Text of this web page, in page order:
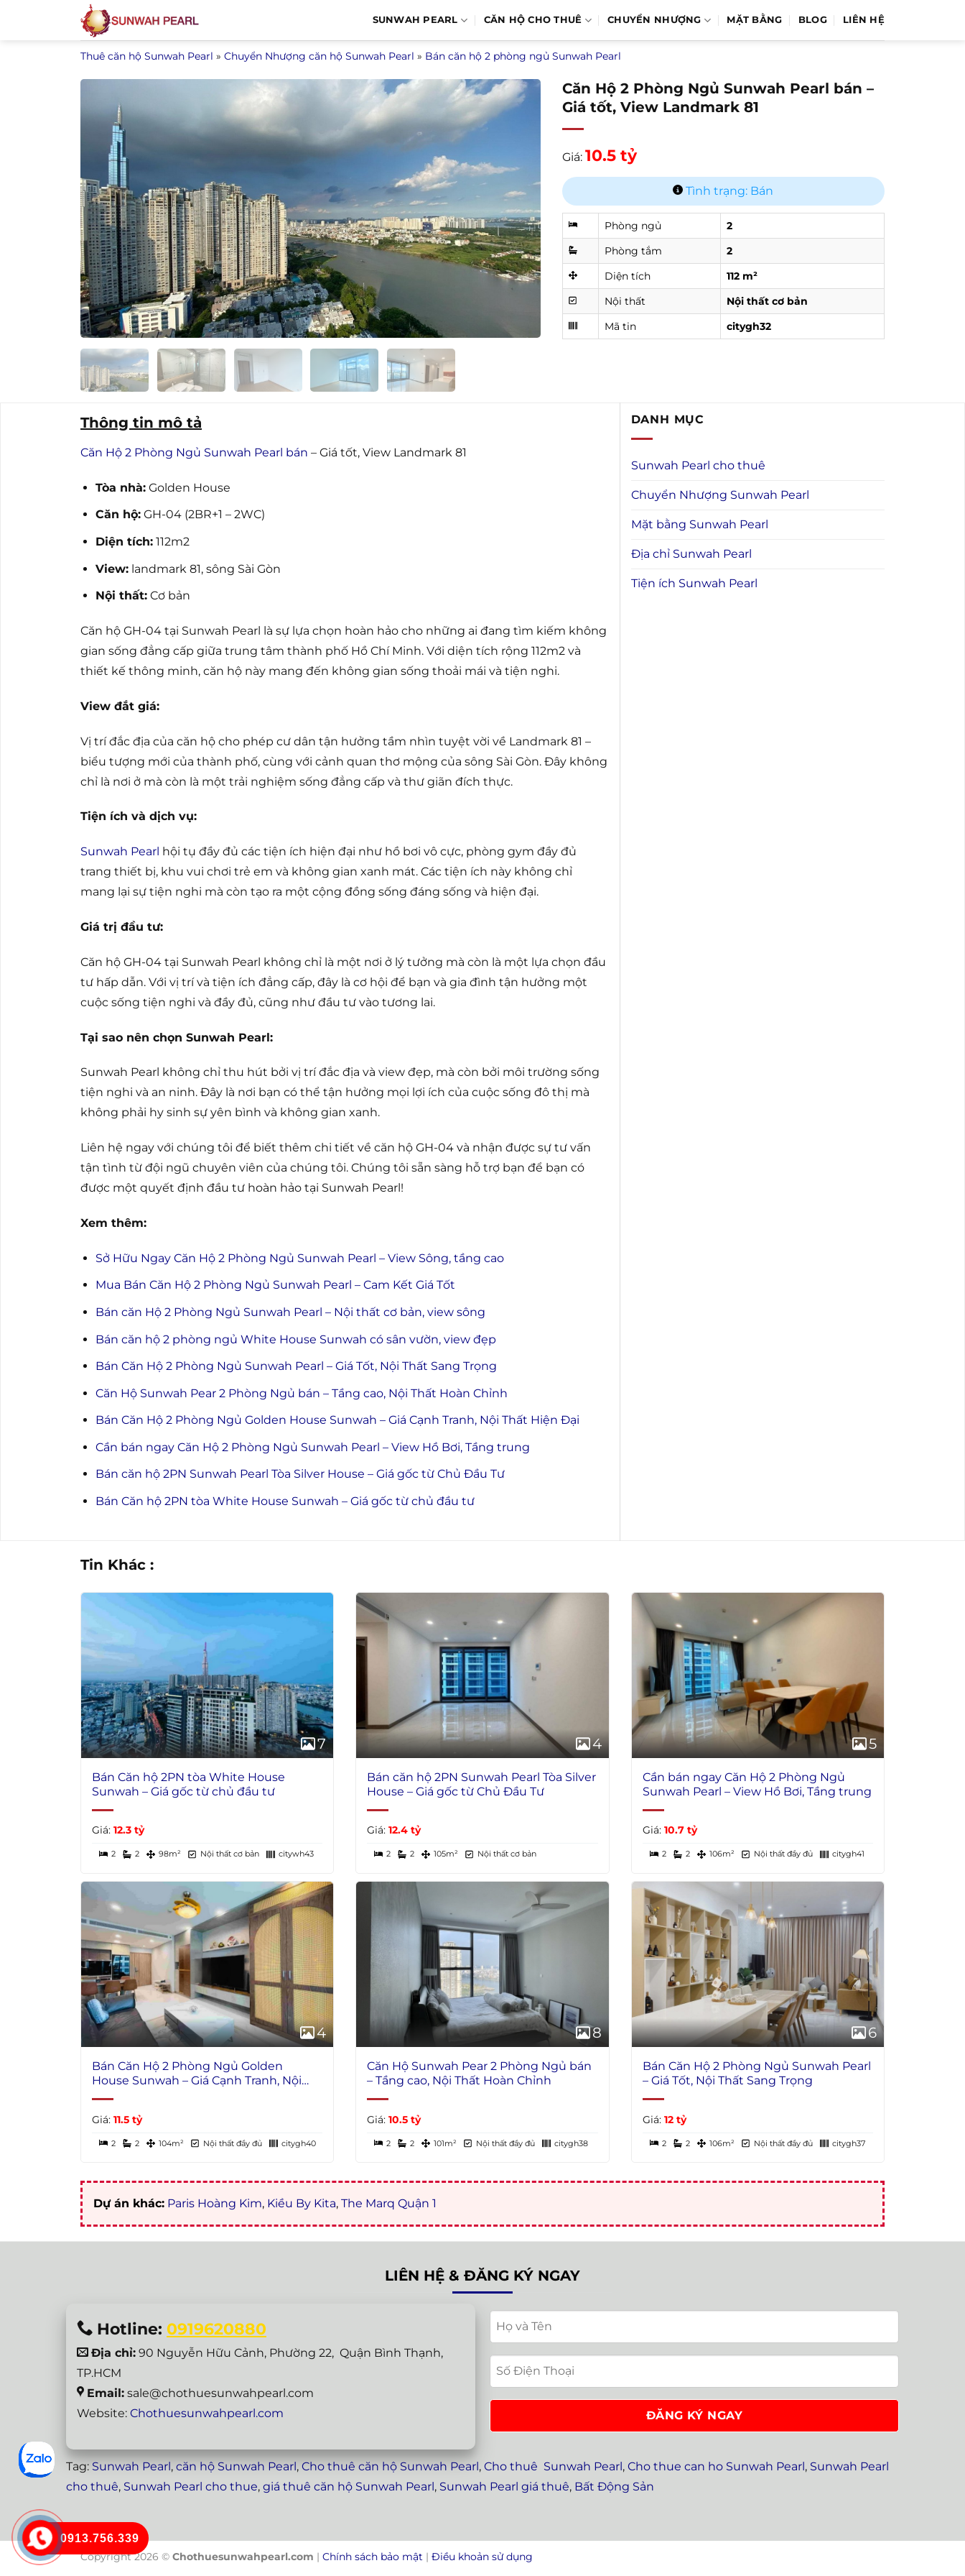
SUNWAH PEARL CĂN HỘ CHO THUÊ CHUYỂN NHƯỢNG MẶT BẰNG BLOG LIÊN HỆ
Thuê căn hộ Sunwah Pearl » Chuyển Nhượng căn hộ Sunwah Pearl » Bán căn hộ 2 phòng ngủ Sunwah Pearl
Căn Hộ 2 Phòng Ngủ Sunwah Pearl bán –
Giá tốt, View Landmark 81
Giá: 10.5 tỷ
Tình trạng: Bán
Phòng ngủ
2
Phòng tắm
2
Diện tích
112 m²
Nội thất
Nội thất cơ bản
Mã tin
citygh32
Thông tin mô tả
Căn Hộ 2 Phòng Ngủ Sunwah Pearl bán – Giá tốt, View Landmark 81
Tòa nhà:Golden House
Căn hộ:GH-04 (2BR+1 – 2WC)
Diện tích:112m2
View:landmark 81, sông Sài Gòn
Nội thất:Cơ bản
Căn hộ GH-04 tại Sunwah Pearl là sự lựa chọn hoàn hảo cho những ai đang tìm kiếm không
gian sống đẳng cấp giữa trung tâm thành phố Hồ Chí Minh. Với diện tích rộng 112m2 và
thiết kế thông minh, căn hộ này mang đến không gian sống thoải mái và tiện nghi.
View đắt giá:
Vị trí đắc địa của căn hộ cho phép cư dân tận hưởng tầm nhìn tuyệt vời về Landmark 81 –
biểu tượng mới của thành phố, cùng với cảnh quan thơ mộng của sông Sài Gòn. Đây không
chỉ là nơi ở mà còn là một trải nghiệm sống đẳng cấp và thư giãn đích thực.
Tiện ích và dịch vụ:
Sunwah Pearl hội tụ đầy đủ các tiện ích hiện đại như hồ bơi vô cực, phòng gym đầy đủ
trang thiết bị, khu vui chơi trẻ em và không gian xanh mát. Các tiện ích này không chỉ
mang lại sự tiện nghi mà còn tạo ra một cộng đồng sống đáng sống và hiện đại.
Giá trị đầu tư:
Căn hộ GH-04 tại Sunwah Pearl không chỉ là một nơi ở lý tưởng mà còn là một lựa chọn đầu
tư hấp dẫn. Với vị trí và tiện ích đẳng cấp, đây là cơ hội để bạn và gia đình tận hưởng một
cuộc sống tiện nghi và đầy đủ, cũng như đầu tư vào tương lai.
Tại sao nên chọn Sunwah Pearl:
Sunwah Pearl không chỉ thu hút bởi vị trí đắc địa và view đẹp, mà còn bởi môi trường sống
tiện nghi và an ninh. Đây là nơi bạn có thể tận hưởng mọi lợi ích của cuộc sống đô thị mà
không phải hy sinh sự yên bình và không gian xanh.
Liên hệ ngay với chúng tôi để biết thêm chi tiết về căn hộ GH-04 và nhận được sự tư vấn
tận tình từ đội ngũ chuyên viên của chúng tôi. Chúng tôi sẵn sàng hỗ trợ bạn để bạn có
được một quyết định đầu tư hoàn hảo tại Sunwah Pearl!
Xem thêm:
Sở Hữu Ngay Căn Hộ 2 Phòng Ngủ Sunwah Pearl – View Sông, tầng cao
Mua Bán Căn Hộ 2 Phòng Ngủ Sunwah Pearl – Cam Kết Giá Tốt
Bán căn Hộ 2 Phòng Ngủ Sunwah Pearl – Nội thất cơ bản, view sông
Bán căn hộ 2 phòng ngủ White House Sunwah có sân vườn, view đẹp
Bán Căn Hộ 2 Phòng Ngủ Sunwah Pearl – Giá Tốt, Nội Thất Sang Trọng
Căn Hộ Sunwah Pear 2 Phòng Ngủ bán – Tầng cao, Nội Thất Hoàn Chỉnh
Bán Căn Hộ 2 Phòng Ngủ Golden House Sunwah – Giá Cạnh Tranh, Nội Thất Hiện Đại
Cần bán ngay Căn Hộ 2 Phòng Ngủ Sunwah Pearl – View Hồ Bơi, Tầng trung
Bán căn hộ 2PN Sunwah Pearl Tòa Silver House – Giá gốc từ Chủ Đầu Tư
Bán Căn hộ 2PN tòa White House Sunwah – Giá gốc từ chủ đầu tư
DANH MỤC
Sunwah Pearl cho thuê
Chuyển Nhượng Sunwah Pearl
Mặt bằng Sunwah Pearl
Địa chỉ Sunwah Pearl
Tiện ích Sunwah Pearl
Tin Khác :
7
Bán Căn hộ 2PN tòa White House
Sunwah – Giá gốc từ chủ đầu tư
Giá: 12.3 tỷ
2 2 98m² Nội thất cơ bản citywh43
4
Bán căn hộ 2PN Sunwah Pearl Tòa Silver
House – Giá gốc từ Chủ Đầu Tư
Giá:12.4 tỷ
2 2 105m² Nội thất cơ bản
5
Cần bán ngay Căn Hộ 2 Phòng Ngủ
Sunwah Pearl – View Hồ Bơi, Tầng trung
Giá: 10.7 tỷ
2 2 106m² Nội thất đầy đủ citygh41
4
Bán Căn Hộ 2 Phòng Ngủ Golden
House Sunwah – Giá Cạnh Tranh, Nội
Thất Hiện Đại
Giá: 11.5 tỷ
2 2 104m² Nội thất đầy đủ citygh40
8
Căn Hộ Sunwah Pear 2 Phòng Ngủ bán
– Tầng cao, Nội Thất Hoàn Chỉnh
Giá:10.5 tỷ
2 2 101m² Nội thất đầy đủ citygh38
6
Bán Căn Hộ 2 Phòng Ngủ Sunwah Pearl
– Giá Tốt, Nội Thất Sang Trọng
Giá: 12 tỷ
2 2 106m² Nội thất đầy đủ citygh37
Dự án khác: Paris Hoàng Kim, Kiều By Kita, The Marq Quận 1
LIÊN HỆ & ĐĂNG KÝ NGAY
Hotline: 0919620880
Địa chỉ: 90 Nguyễn Hữu Cảnh, Phường 22, Quận Bình Thạnh,
TP.HCM
Email: sale@chothuesunwahpearl.com
Website: Chothuesunwahpearl.com
Tag: Sunwah Pearl, căn hộ Sunwah Pearl, Cho thuê căn hộ Sunwah Pearl, Cho thuê Sunwah Pearl, Cho thue can ho Sunwah Pearl, Sunwah Pearl
cho thuê, Sunwah Pearl cho thue, giá thuê căn hộ Sunwah Pearl, Sunwah Pearl giá thuê, Bất Động Sản
Copyright 2026 © Chothuesunwahpearl.com | Chính sách bảo mật | Điều khoản sử dụng
0913.756.339